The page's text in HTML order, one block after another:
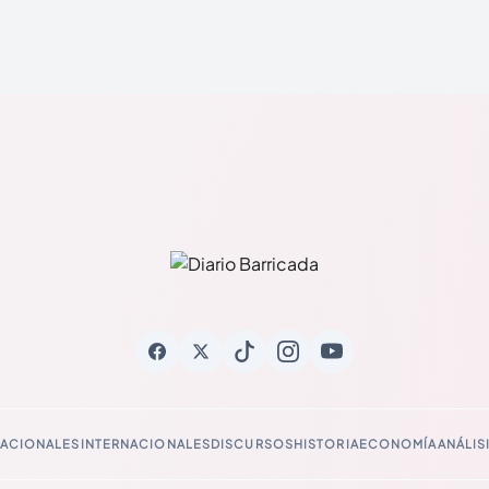
INTERNACIONALESDISCURSOSHISTORIAECONOMÍA